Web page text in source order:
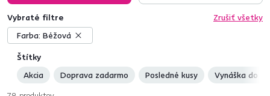
Štítky
Akcia
Doprava zadarmo Posledné kusy Vynáška do
Vybraté filtre
Zrušiť všetky
Farba: Béžová